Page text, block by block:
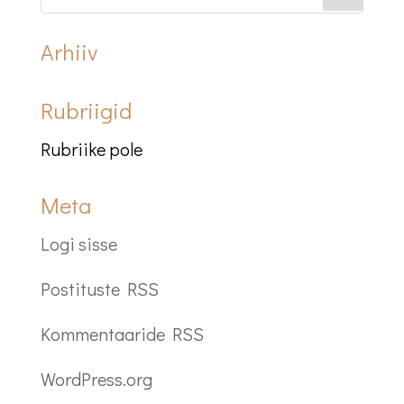
Arhiiv
Rubriigid
Rubriike pole
Meta
Logi sisse
Postituste RSS
Kommentaaride RSS
WordPress.org